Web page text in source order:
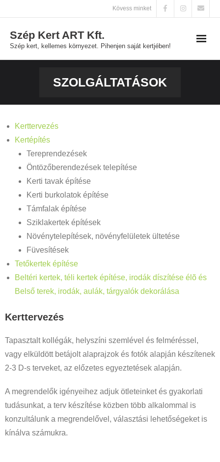
to
content
Kövess minket
Szép Kert ART Kft.
Szép kert, kellemes környezet. Pihenjen saját kertjében!
Kapcsolat
SZOLGÁLTATÁSOK
Kerttervezés
Kertépítés
Tereprendezések
Öntözőberendezések telepítése
Kerti tavak építése
Kerti burkolatok építése
Támfalak építése
Sziklakertek építések
Növénytelepítések, növényfelületek ültetése
Füvesítések
Tetőkertek építése
Beltéri kertek, téli kertek építése, irodák díszítése élõ és
Belső terek, irodák, aulák, tárgyalók dekorálása
Kerttervezés
Tapasztalt kollégák, helyszíni szemlével és felméréssel,
vagy elküldött betájolt alaprajzok és fotók alapján készítenek
2-3 D-s terveket, az előzetes egyeztetések alapján.
A megrendelők igényeihez adjuk ötleteinket és gyakorlati
tudásunkat, a terv készítése közben több alkalommal is
konzultálunk a megrendelővel, választási lehetőségeket is
kínálva számukra.